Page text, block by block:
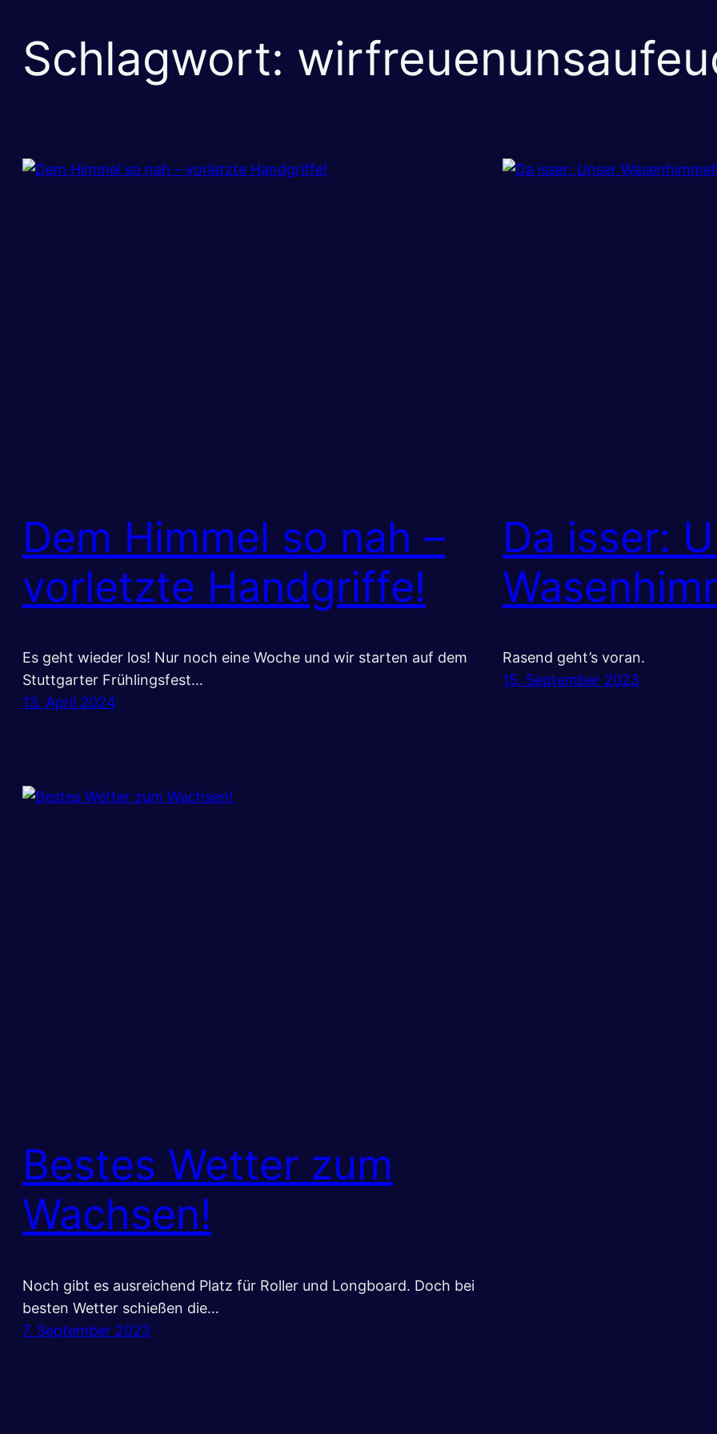
Schlagwort:
Dem Himmel so nah –
vorletzte Handgriffe!
Es geht wieder los! Nur noch eine Woche und wir starten auf dem
Stuttgarter Frühlingsfest…
13. April 2024
Da isser:
Rasend geht’s voran.
15. September 2023
Bestes Wetter zum
Wachsen!
Noch gibt es ausreichend Platz für Roller und Longboard. Doch bei
besten Wetter schießen die…
7. September 2023